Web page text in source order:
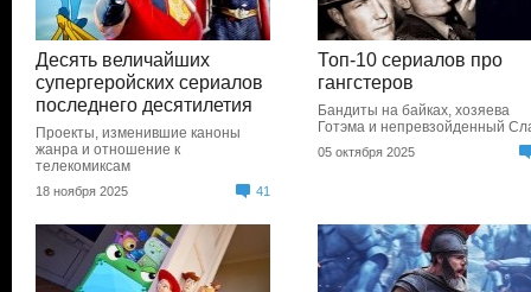
Десять величайших
супергеройских сериалов
последнего десятилетия
Проекты, изменившие каноны
жанра и отношение к
телекомиксам
18 ноября 2025 41
Топ-10 сериалов про
гангстеров
Бандиты на байках, хозяева
Готэма и непревзойденный
05 октября 2025